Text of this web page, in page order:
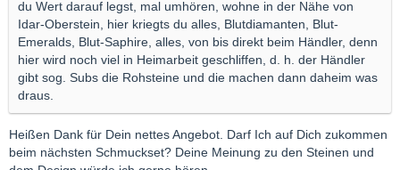
du Wert darauf legst, mal umhören, wohne in der Nähe von
Idar-Oberstein, hier kriegts du alles, Blutdiamanten, Blut-
Emeralds, Blut-Saphire, alles, von bis direkt beim Händler, denn
hier wird noch viel in Heimarbeit geschliffen, d. h. der Händler
gibt sog. Subs die Rohsteine und die machen dann daheim was
draus.
Heißen Dank für Dein nettes Angebot. Darf Ich auf Dich zukommen
beim nächsten Schmuckset? Deine Meinung zu den Steinen und